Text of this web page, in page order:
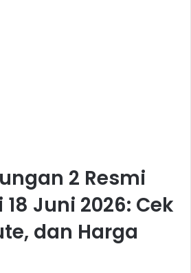
2 Resmi
Juni 2026: Cek
dan Harga